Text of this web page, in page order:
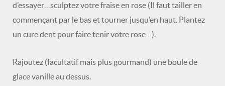
d’essayer…sculptez votre fraise en rose (Il faut tailler en
commençant par le bas et tourner jusqu’en haut. Plantez
un cure dent pour faire tenir votre rose…).
Rajoutez (facultatif mais plus gourmand) une boule de
glace vanille au dessus.